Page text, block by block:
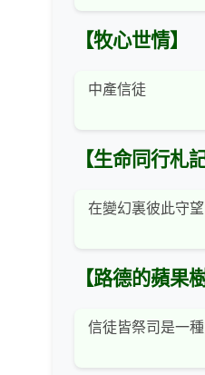
【牧心世情】
中產信徒
【生命同行札記
在變幻裏彼此守望
【路德的蘋果樹
信徒皆祭司是一